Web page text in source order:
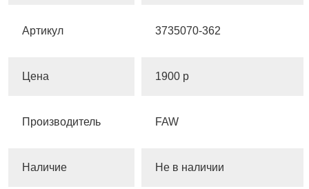
Артикул 3735070-362
Цена 1900 р
Производитель FAW
Наличие Не в наличии